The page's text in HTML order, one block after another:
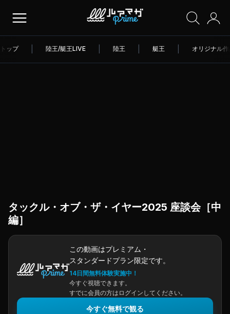
トップ 陸王/艇王LIVE 陸王 艇王 オリジナル
タックル・オブ・ザ・イヤー2025 座談会［中
編］
この動画はプレミアム・
スタンダードプラン限定です。
14日間無料体験実施中！
今すぐ視聴できます。
すでに会員の方はログインしてください。
今すぐ無料で観る